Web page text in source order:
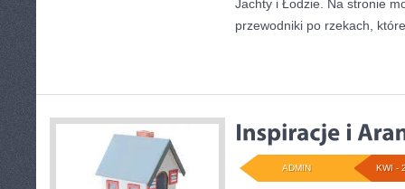
Jachty i Łodzie. Na stronie
przewodniki po rzekach,
KWI -
ADMIN